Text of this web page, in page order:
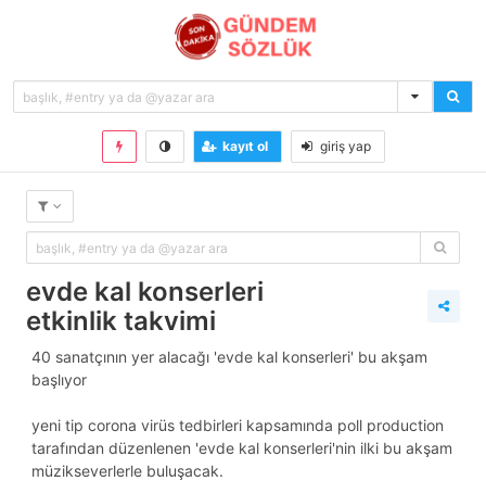
kayıt ol giriş yap
evde kal konserleri
etkinlik takvimi
40 sanatçının yer alacağı 'evde kal konserleri' bu akşam
başlıyor
yeni tip corona virüs tedbirleri kapsamında poll production
tarafından düzenlenen 'evde kal konserleri'nin ilki bu akşam
müzikseverlerle buluşacak.